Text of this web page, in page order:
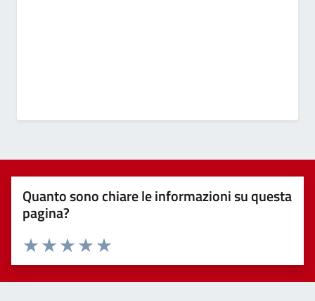
Quanto sono chiare le informazioni su questa
pagina?
Valuta 5 stelle su 5
Valuta 4 stelle su 5
Valuta 3 stelle su 5
Valuta 2 stelle su 5
Valuta 1 stelle su 5